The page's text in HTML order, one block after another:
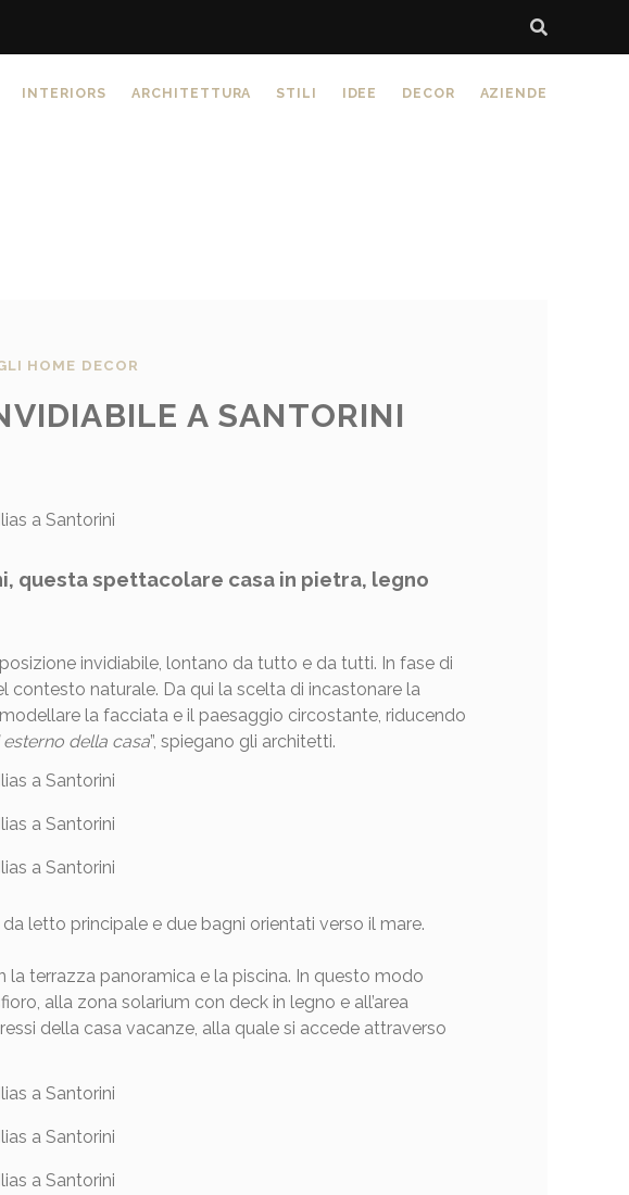
INTERIORS ARCHITETTURA STILI IDEE DECOR AZIENDE
HOME DECOR
A SANTORINI
questa spettacolare casa in pietra, legno
invidiabile, lontano da tutto e da tutti. In fase di
naturale. Da qui la scelta di incastonare la
la facciata e il paesaggio circostante, riducendo
della casa”, spiegano gli architetti.
letto principale e due bagni orientati verso il mare.
terrazza panoramica e la piscina. In questo modo
alla zona solarium con deck in legno e all’area
della casa vacanze, alla quale si accede attraverso